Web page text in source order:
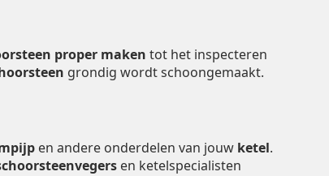
proper maken tot het inspecteren
grondig wordt schoongemaakt.
en andere onderdelen van jouw ketel.
en ketelspecialisten